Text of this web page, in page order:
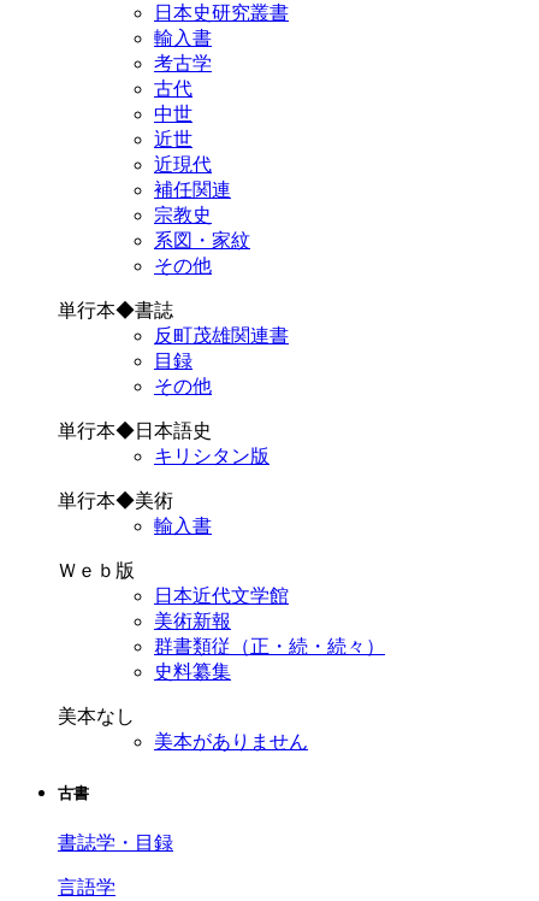
日本史研究叢書
輸入書
考古学
古代
中世
近世
近現代
補任関連
宗教史
系図・家紋
その他
単行本◆書誌
反町茂雄関連書
目録
その他
単行本◆日本語史
キリシタン版
単行本◆美術
輸入書
Ｗｅｂ版
日本近代文学館
美術新報
群書類従（正・続・続々）
史料纂集
美本なし
美本がありません
古書
書誌学・目録
言語学